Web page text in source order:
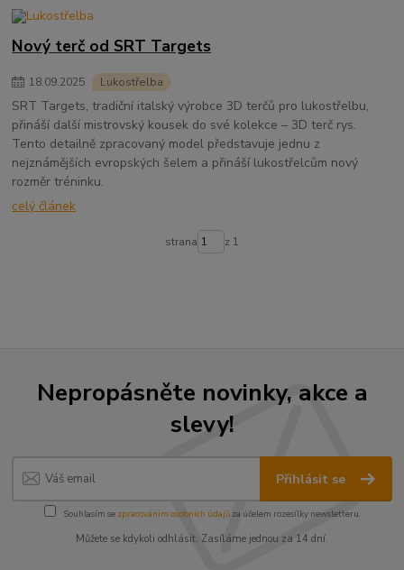
Nový terč od SRT Targets
18.09.2025 Lukostřelba
SRT Targets, tradiční italský výrobce 3D terčů pro lukostřelbu,
přináší další mistrovský kousek do své kolekce – 3D terč rys.
Tento detailně zpracovaný model představuje jednu z
nejznámějších evropských šelem a přináší lukostřelcům nový
rozměr tréninku.
celý článek
strana z 1
Nepropásněte novinky, akce a
slevy!
Přihlásit se
Souhlasím se zpracováním osobních údajůza účelem rozesílky newsletteru.
Můžete se kdykoli odhlásit. Zasíláme jednou za 14 dní.